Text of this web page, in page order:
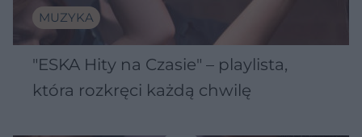
MUZYKA
"ESKA Hity na Czasie" – playlista,
która rozkręci każdą chwilę